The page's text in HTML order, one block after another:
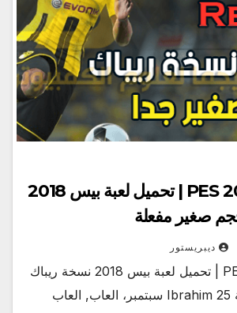
PES 2018 Repack | تحميل لعبة بيس 2018
صغير مفعلة
ديبريستور
PES 2018 Repack | تحميل لعبة بيس 2018 نسخة ريباك
بحجم صغير مفعلة Ibrahim 25 سبتمبر، العاب, العاب